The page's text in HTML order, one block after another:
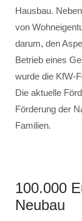
Hausbau.
von
darum, den
Betrieb eines
wurde die KfW-
Die aktuelle
Förderung der
Familien.
100.000
Neubau